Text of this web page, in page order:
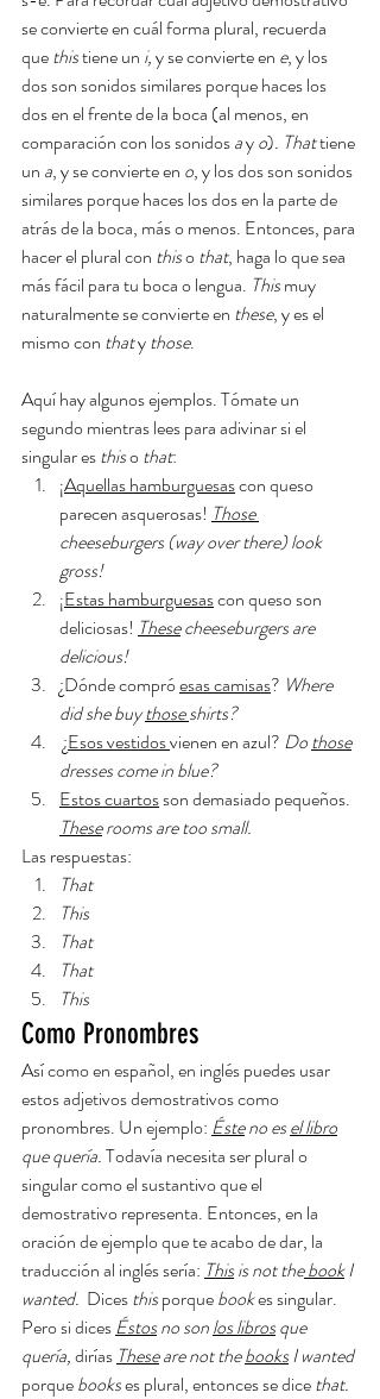
se convierte en cuál forma plural, recuerda
que this tiene un i, y se convierte en e, y los
dos son sonidos similares porque haces los
dos en el frente de la boca (al menos, en
comparación con los sonidos a y o). That tiene
un a, y se convierte en o, y los dos son sonidos
similares porque haces los dos en la parte de
atrás de la boca, más o menos. Entonces, para
hacer el plural con this o that, haga lo que sea
más fácil para tu boca o lengua. This muy
naturalmente se convierte en these, y es el
mismo con that y those.
Aquí hay algunos ejemplos. Tómate un
segundo mientras lees para adivinar si el
singular es this o that:
¡Aquellas hamburguesas con queso
parecen asquerosas! Those
cheeseburgers (way over there) look
gross!
¡Estas hamburguesas con queso son
deliciosas! These cheeseburgers are
delicious!
¿Dónde compró esas camisas? Where
did she buy those shirts?
¿Esos vestidos vienen en azul? Do those
dresses come in blue?
Estos cuartos son demasiado pequeños.
These rooms are too small.
Las respuestas:
That
This
That
That
This
Como Pronombres
Así como en español, en inglés puedes usar
estos adjetivos demostrativos como
pronombres. Un ejemplo: Éste no es el libro
que quería. Todavía necesita ser plural o
singular como el sustantivo que el
demostrativo representa. Entonces, en la
oración de ejemplo que te acabo de dar, la
traducción al inglés sería: This is not the book I
wanted. Dices this porque book es singular.
Pero si dices Éstos no son los libros que
quería, dirías These are not the books I wanted
porque books es plural, entonces se dice that.